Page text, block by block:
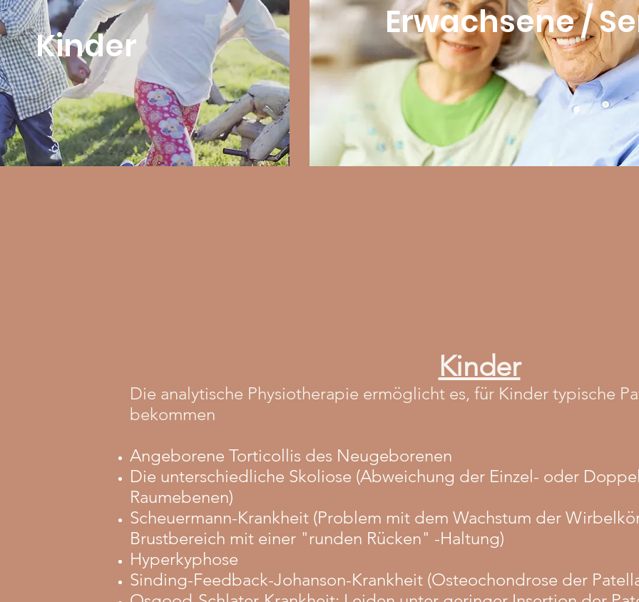
Erwachsene /
Kinder
Kinder
Die analytische Physiotherapie ermöglicht es, für Kinder typische
bekommen
Angeborene Torticollis des Neugeborenen
Die unterschiedliche Skoliose (Abweichung der Einzel- oder
Raumebenen)
Scheuermann-Krankheit (Problem mit dem Wachstum der
Brustbereich mit einer "runden Rücken" -Haltung)
Hyperkyphose
Sinding-Feedback-Johanson-Krankheit (Osteochondrose der